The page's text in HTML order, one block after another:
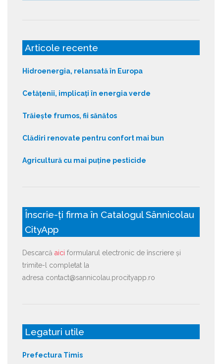
Articole recente
Hidroenergia, relansată în Europa
Cetățenii, implicați în energia verde
Trăiește frumos, fii sănătos
Clădiri renovate pentru confort mai bun
Agricultură cu mai puține pesticide
Înscrie-ți firma în Catalogul Sânnicolau
CityApp
Descarcă aici formularul electronic de înscriere și
trimite-l completat la
adresa contact@sannicolau.procityapp.ro
Legaturi utile
Prefectura Timis